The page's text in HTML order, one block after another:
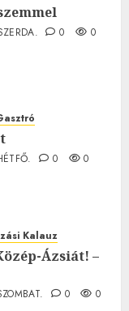
0 0
0 0
Kalauz
Ázsiát! –
0 0